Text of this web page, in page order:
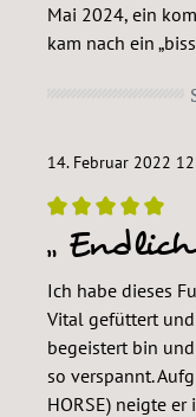
Mai 2024, ein
kam nach ein
14. Februar 2022
Bewertung mit 5
Endlich
Ich habe dieses
Vital gefüttert
begeistert bin
so verspannt.
HORSE) neigte